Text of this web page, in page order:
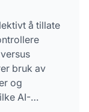
å tillate
bruk av
og
AI-